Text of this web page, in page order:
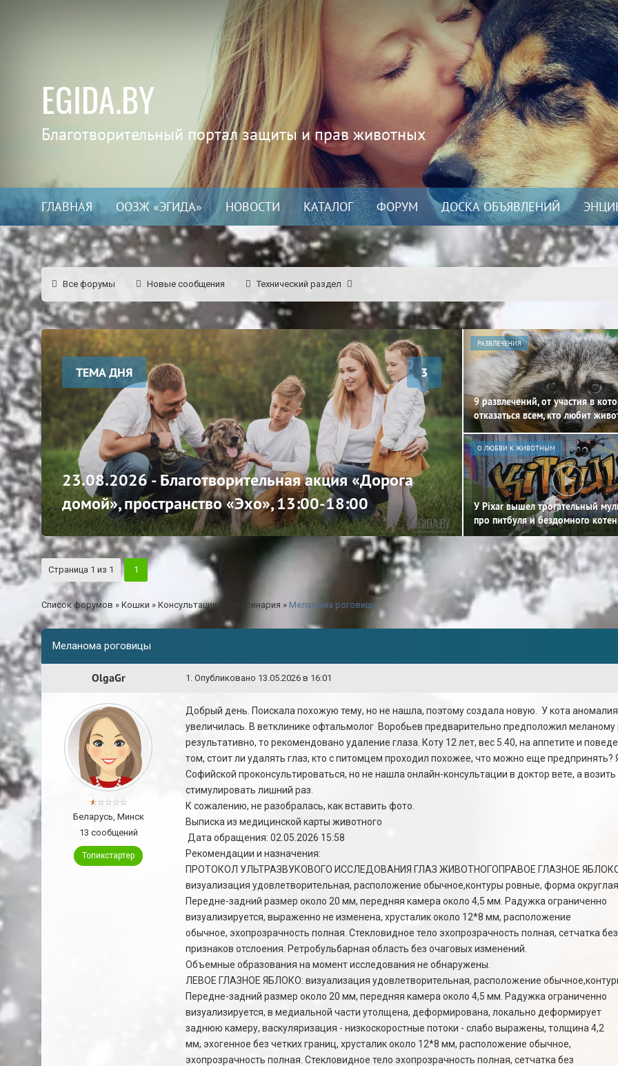
EGIDA.BY
Благотворительный портал защиты и прав животных
ГЛАВНАЯ ООЗЖ «ЭГИДА» НОВОСТИ КАТАЛОГ ФОРУМ ДОСКА ОБЪЯВЛЕНИЙ
Все форумы Новые сообщения Технический раздел
ТЕМА ДНЯ 3
23.08.2026 - Благотворительная акция «Дорога
домой», пространство «Эхо», 13:00-18:00
РАЗВЛЕЧЕНИЯ
9 развлечений, от участия в
отказаться всем, кто любит
О ЛЮБВИ К ЖИВОТНЫМ
У Pixar вышел трогательный
про питбуля и бездомного
Страница 1 из 1 1
Список форумов » Кошки » Консультации и ветеринария » Меланома роговицы
Меланома роговицы
OlgaGr 1 . Опубликовано 13.05.2026 в 16:01
Беларусь, Минск
13 сообщений
Топикстартер
Добрый день. Поискала похожую тему, но не нашла, поэтому создала новую. У кота аномалия
увеличилась. В ветклинике офтальмолог Воробьев предварительно предположил
результативно, то рекомендовано удаление глаза. Коту 12 лет, вес 5.40, на аппетите и
том, стоит ли удалять глаз, кто с питомцем проходил похожее, что можно еще
Софийской проконсультироваться, но не нашла онлайн-консультации в доктор вете, а
стимулировать лишний раз.
К сожалению, не разобралась, как вставить фото.
Выписка из медицинской карты животного
Дата обращения: 02.05.2026 15:58
Рекомендации и назначения:
ПРОТОКОЛ УЛЬТРАЗВУКОВОГО ИССЛЕДОВАНИЯ ГЛАЗ ЖИВОТНОГОПРАВОЕ ГЛАЗНОЕ
визуализация удовлетворительная, расположение обычное,контуры ровные, форма
Передне-задний размер около 20 мм, передняя камера около 4,5 мм. Радужка ограниченно
визуализируется, выраженно не изменена, хрусталик около 12*8 мм, расположение
обычное, эхопрозрачность полная. Стекловидное тело эхопрозрачность полная, сетчатка без
признаков отслоения. Ретробульбарная область без очаговых изменений.
Объемные образования на момент исследования не обнаружены.
ЛЕВОЕ ГЛАЗНОЕ ЯБЛОКО: визуализация удовлетворительная, расположение
Передне-задний размер около 20 мм, передняя камера около 4,5 мм. Радужка ограниченно
визуализируется, в медиальной части утолщена, деформирована, локально деформирует
заднюю камеру, васкуляризация - низкоскоростные потоки - слабо выражены, толщина 4,2
мм, эхогенное без четких границ, хрусталик около 12*8 мм, расположение обычное,
эхопрозрачность полная. Стекловидное тело эхопрозрачность полная, сетчатка без